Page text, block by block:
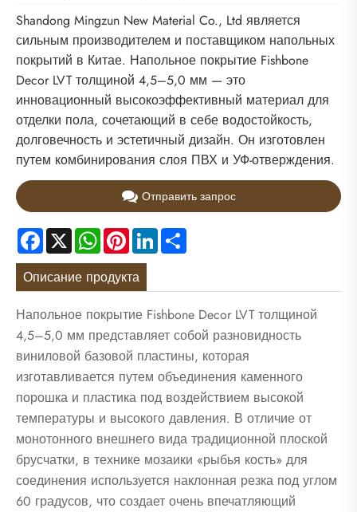
Shandong Mingzun New Material Co., Ltd является
сильным производителем и поставщиком напольных
покрытий в Китае. Напольное покрытие Fishbone
Decor LVT толщиной 4,5–5,0 мм — это
инновационный высокоэффективный материал для
отделки пола, сочетающий в себе водостойкость,
долговечность и эстетичный дизайн. Он изготовлен
путем комбинирования слоя ПВХ и УФ-отверждения.
Отправить запрос
Facebook
X WhatsApp
PinterestLinkedIn
Описание продукта
Напольное покрытие Fishbone Decor LVT толщиной
4,5–5,0 мм представляет собой разновидность
виниловой базовой пластины, которая
изготавливается путем объединения каменного
порошка и пластика под воздействием высокой
температуры и высокого давления. В отличие от
монотонного внешнего вида традиционной плоской
брусчатки, в технике мозаики «рыбья кость» для
соединения используется наклонная резка под углом
60 градусов, что создает очень впечатляющий